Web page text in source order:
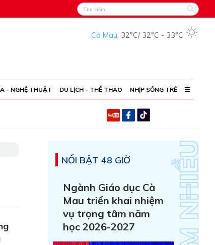
Cà Mau, 32°C/ 32°C - 33°C
- NGHỆ THUẬT DU LỊCH - THỂ THAO NHỊP SỐNG TRẺ
NỔI BẬT 48 GIỜ
Ngành Giáo dục Cà
Mau triển khai nhiệm
vụ trọng tâm năm
học 2026-2027